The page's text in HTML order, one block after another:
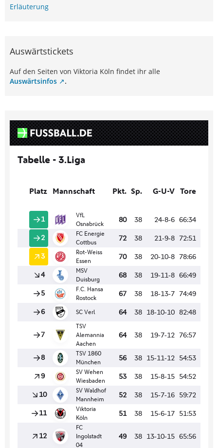
Erläuterung
Auswärtstickets
Auf den Seiten von Viktoria Köln findet ihr alle
Auswärtsinfos
.